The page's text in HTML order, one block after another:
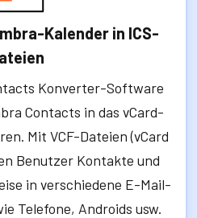
Kalender in ICS-
Konverter-Software
Contacts in das vCard-
Mit VCF-Dateien (vCard
Benutzer Kontakte und
in verschiedene E-Mail-
Telefone, Androids usw.